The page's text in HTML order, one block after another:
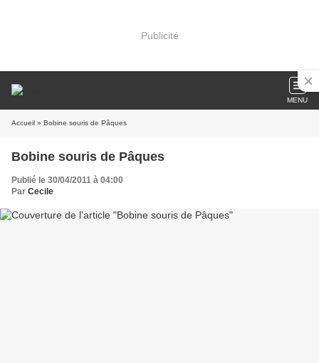
Publicité
MENU
Accueil » Bobine souris de Pâques
Bobine souris de Pâques
Publié le 30/04/2011 à 04:00
Par Cecile